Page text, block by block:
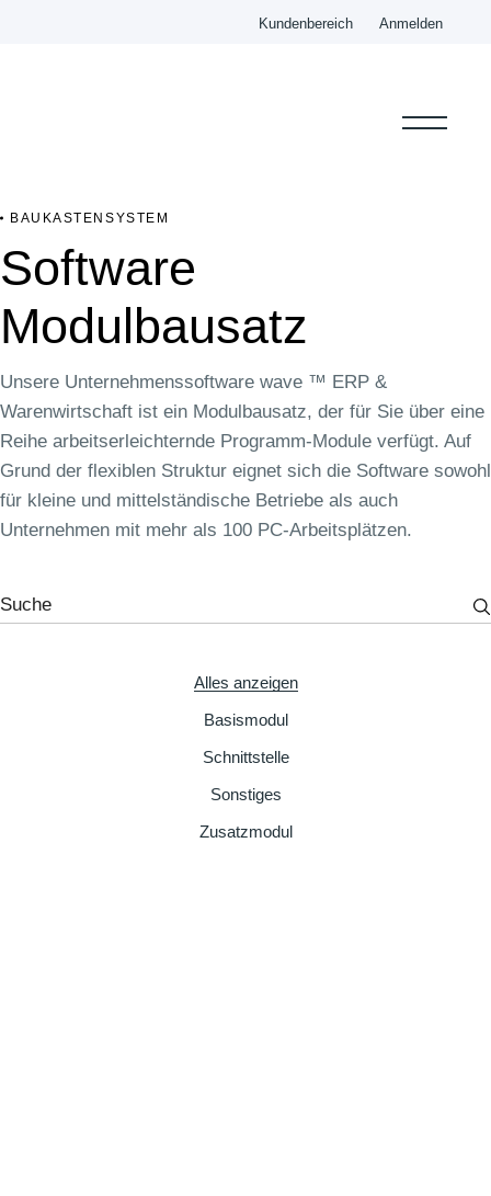
Kundenbereich Anmelden
BAUKASTENSYSTEM
Software
Modulbausatz
Unsere Unternehmenssoftware wave ™ ERP &
Warenwirtschaft ist ein Modulbausatz, der für Sie über eine
Reihe arbeitserleichternde Programm-Module verfügt. Auf
Grund der flexiblen Struktur eignet sich die Software sowohl
für kleine und mittelständische Betriebe als auch
Unternehmen mit mehr als 100 PC-Arbeitsplätzen.
Suche
für:
Alles anzeigen
Basismodul
Schnittstelle
Sonstiges
Zusatzmodul